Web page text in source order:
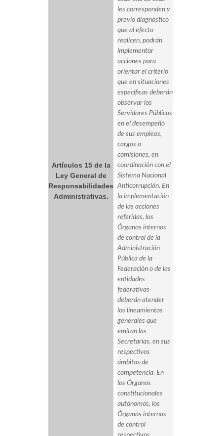
Artículos 15 de la
Ley General de
Responsabilidades
Administrativas.
les corresponden y
previo diagnóstico
que al efecto
realicen, podrán
implementar
acciones para
orientar el criterio
que en situaciones
específicas deberán
observar los
Servidores Públicos
en el desempeño
de sus empleos,
cargos o
comisiones, en
coordinación con el
Sistema Nacional
Anticorrupción. En
la implementación
de las acciones
referidas, los
Órganos internos
de control de la
Administración
Pública de la
Federación o de las
entidades
federativas
deberán atender
los lineamientos
generales que
emitan las
Secretarías, en sus
respectivos
ámbitos de
competencia. En
los Órganos
constitucionales
autónomos, los
Órganos internos
de control